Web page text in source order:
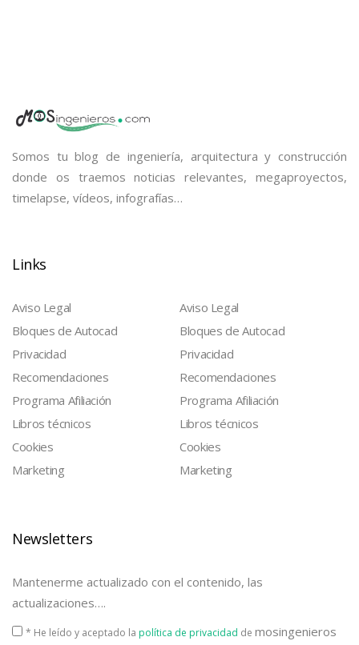
Somos tu blog de ingeniería, arquitectura y construcción
donde os traemos noticias relevantes, megaproyectos,
timelapse, vídeos, infografías…
Links
Aviso Legal
Aviso Legal
Bloques de Autocad
Bloques de Autocad
Privacidad
Privacidad
Recomendaciones
Recomendaciones
Programa Afiliación
Programa Afiliación
Libros técnicos
Libros técnicos
Cookies
Cookies
Marketing
Marketing
Newsletters
Mantenerme actualizado con el contenido, las
actualizaciones….
* He leído y aceptado la política de privacidad de mosingenieros